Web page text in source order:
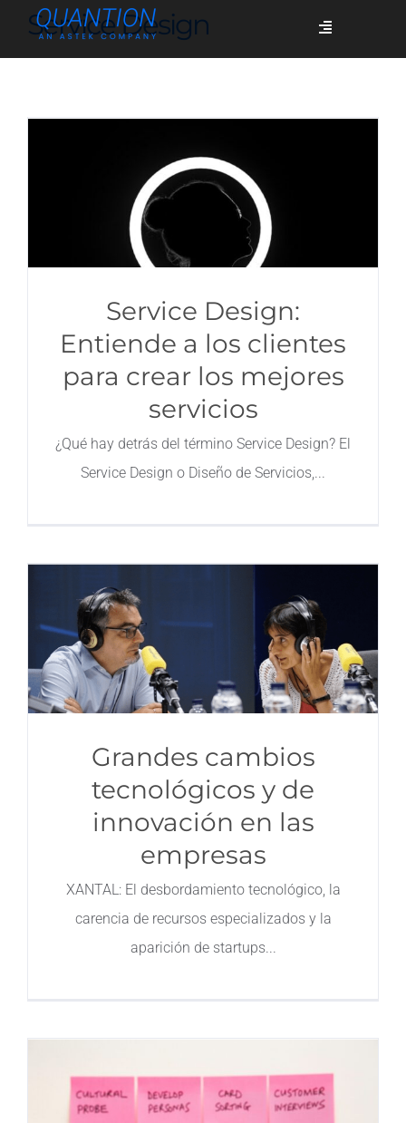
Toggle
Contacto
Service Design
Service Design:
Entiende a los clientes
para crear los mejores
servicios
¿Qué hay detrás del término Service Design? El
Service Design o Diseño de Servicios,
Grandes cambios
tecnológicos y de
innovación en las
empresas
XANTAL: El desbordamiento tecnológico, la
carencia de recursos especializados y la
aparición de startups